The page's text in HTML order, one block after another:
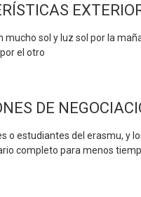
mucho sol y luz sol por la
el otro
DE
o estudiantes del erasmu, y
completo para menos